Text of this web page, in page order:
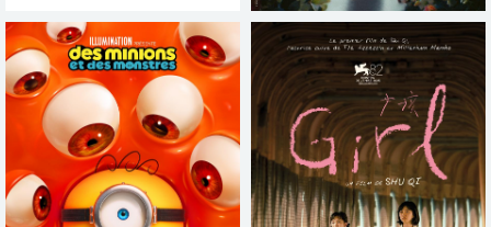
DE LA COMEDIE FRANCAISE
Horaires et Infos
Bande-annonce
Réservation
TOUT PUBLIC
DES FLEURS POUR TOKYO
Horaires et Infos
Bande-annonce
Réservation
TOUT PUBLIC